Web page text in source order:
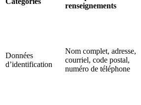
renseignements
Données
d’identification
Nom complet, adresse,
courriel, code postal,
numéro de téléphone